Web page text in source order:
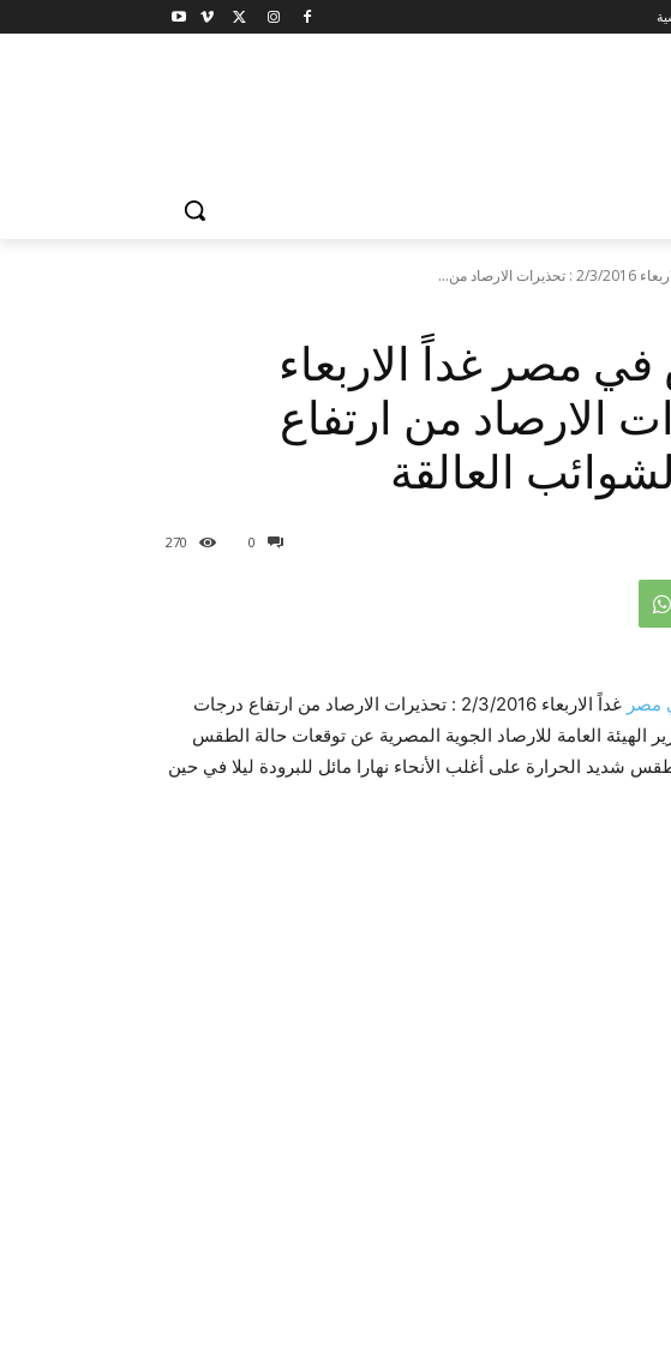
من...
مصر غداً الاربعاء
الارصاد من ارتفاع
العالقة
0
270
مصر
غداً الاربعاء 2/3/2016 : تحذيرات الارصاد من ارتفاع درجات
الهيئة العامة للارصاد الجوية المصرية عن توقعات حالة الطقس
شديد الحرارة على أغلب الأنحاء نهارا مائل للبرودة ليلا في حين